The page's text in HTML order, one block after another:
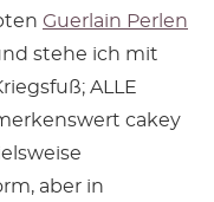
Guerlain Perlen
stehe ich mit
ALLE
cakey
aber in